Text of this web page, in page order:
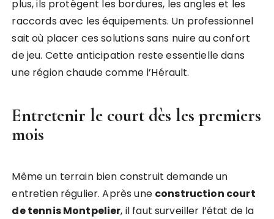
plus, ils protègent les bordures, les angles et les
raccords avec les équipements. Un professionnel
sait où placer ces solutions sans nuire au confort
de jeu. Cette anticipation reste essentielle dans
une région chaude comme l’Hérault.
Entretenir le court dès les premiers
mois
Même un terrain bien construit demande un
entretien régulier. Après une construction court
de tennis Montpelier, il faut surveiller l’état de la